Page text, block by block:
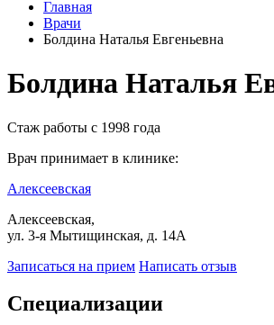
Главная
Врачи
Болдина Наталья Евгеньевна
Болдина Наталья
Стаж работы с 1998 года
Врач принимает в клинике:
Алексеевская
Алексеевская,
ул. 3-я Мытищинская, д. 14А
Записаться на прием Написать отзыв
Специализации